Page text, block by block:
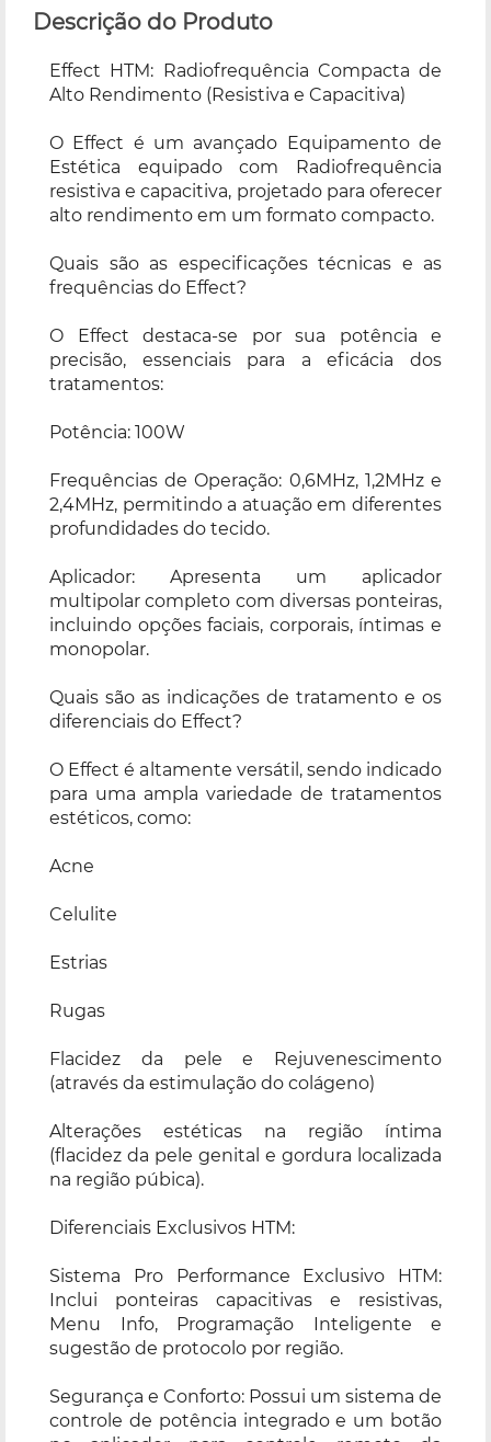
Descrição do Produto
Effect HTM: Radiofrequência Compacta de
Alto Rendimento (Resistiva e Capacitiva)
O Effect é um avançado Equipamento de
Estética equipado com Radiofrequência
resistiva e capacitiva, projetado para oferecer
alto rendimento em um formato compacto.
Quais são as especificações técnicas e as
frequências do Effect?
O Effect destaca-se por sua potência e
precisão, essenciais para a eficácia dos
tratamentos:
Potência: 100W
Frequências de Operação: 0,6MHz, 1,2MHz e
2,4MHz, permitindo a atuação em diferentes
profundidades do tecido.
Aplicador: Apresenta um aplicador
multipolar completo com diversas ponteiras,
incluindo opções faciais, corporais, íntimas e
monopolar.
Quais são as indicações de tratamento e os
diferenciais do Effect?
O Effect é altamente versátil, sendo indicado
para uma ampla variedade de tratamentos
estéticos, como:
Acne
Celulite
Estrias
Rugas
Flacidez da pele e Rejuvenescimento
(através da estimulação do colágeno)
Alterações estéticas na região íntima
(flacidez da pele genital e gordura localizada
na região púbica).
Diferenciais Exclusivos HTM:
Sistema Pro Performance Exclusivo HTM:
Inclui ponteiras capacitivas e resistivas,
Menu Info, Programação Inteligente e
sugestão de protocolo por região.
Segurança e Conforto: Possui um sistema de
controle de potência integrado e um botão